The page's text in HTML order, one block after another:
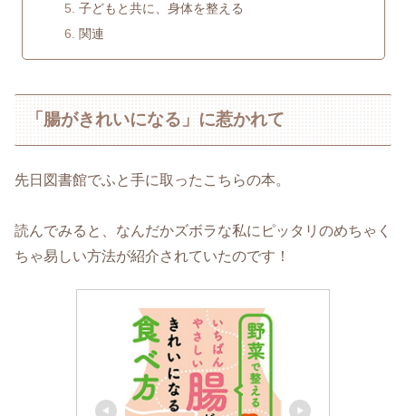
子どもと共に、身体を整える
関連
「腸がきれいになる」に惹かれて
先日図書館でふと手に取ったこちらの本。
読んでみると、なんだかズボラな私にピッタリのめちゃく
ちゃ易しい方法が紹介されていたのです！